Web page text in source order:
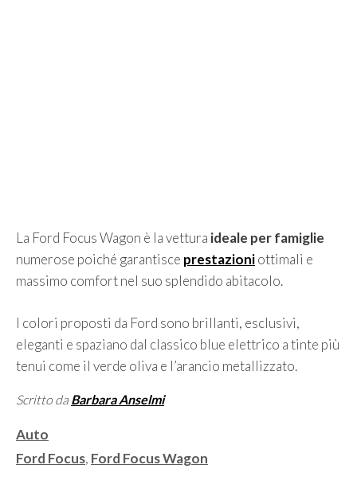
La Ford Focus Wagon è la vettura ideale per famiglie
numerose poiché garantisce prestazioniottimali e
massimo comfort nel suo splendido abitacolo.
I colori proposti da Ford sono brillanti, esclusivi,
eleganti e spaziano dal classico blue elettrico a tinte più
tenui come il verde oliva e l’arancio metallizzato.
Scritto da Barbara Anselmi
Categorie
Auto
Tag
Ford Focus, Ford Focus Wagon